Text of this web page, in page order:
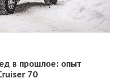
в прошлое: опыт
70